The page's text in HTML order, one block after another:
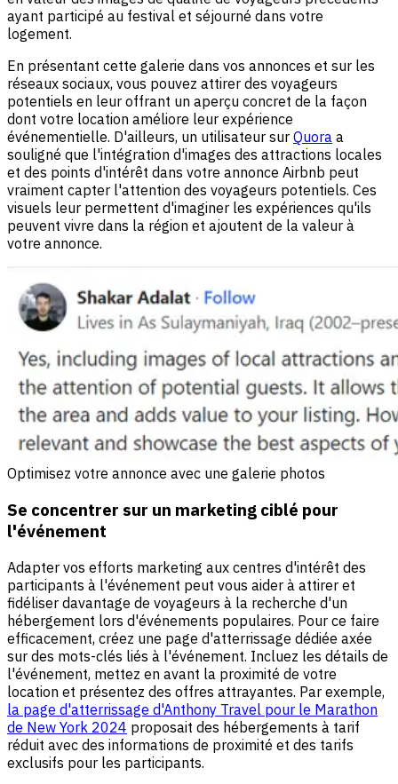
ayant participé au festival et séjourné dans votre
logement.
En présentant cette galerie dans vos annonces et sur les
réseaux sociaux, vous pouvez attirer des voyageurs
potentiels en leur offrant un aperçu concret de la façon
dont votre location améliore leur expérience
événementielle. D'ailleurs, un utilisateur sur Quora a
souligné que l'intégration d'images des attractions locales
et des points d'intérêt dans votre annonce Airbnb peut
vraiment capter l'attention des voyageurs potentiels. Ces
visuels leur permettent d'imaginer les expériences qu'ils
peuvent vivre dans la région et ajoutent de la valeur à
votre annonce.
Optimisez votre annonce avec une galerie photos
Se concentrer sur un marketing ciblé pour
l'événement
Adapter vos efforts marketing aux centres d'intérêt des
participants à l'événement peut vous aider à attirer et
fidéliser davantage de voyageurs à la recherche d'un
hébergement lors d'événements populaires. Pour ce faire
efficacement, créez une page d'atterrissage dédiée axée
sur des mots-clés liés à l'événement. Incluez les détails de
l'événement, mettez en avant la proximité de votre
location et présentez des offres attrayantes. Par exemple,
la page d'atterrissage d'Anthony Travel pour le Marathon
de New York 2024 proposait des hébergements à tarif
réduit avec des informations de proximité et des tarifs
exclusifs pour les participants.